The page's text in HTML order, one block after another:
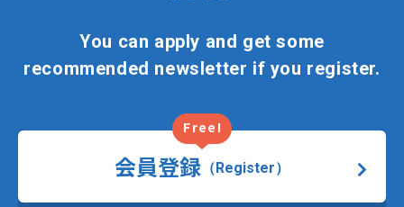
You can apply and get some
recommended newsletter if you register.
Free!
会員登録 （Register）